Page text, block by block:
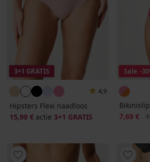
3+1 GRATIS
4,9
Hipsters Flexi naadloos
15,99 € actie 3+1 GRATIS
Sale -
Bikinislip
Korting
7,69 €